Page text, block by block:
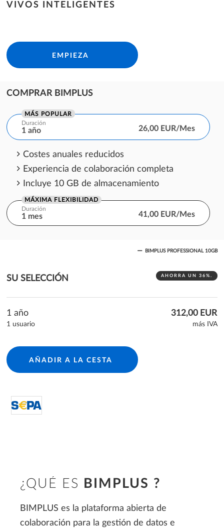
VIVOS INTELIGENTES
EMPIEZA
COMPRAR BIMPLUS
MÁS POPULAR
26,00 EUR/Mes
Duración
1 año
Costes anuales reducidos
Experiencia de colaboración completa
Incluye 10 GB de almacenamiento
MÁXIMA FLEXIBILIDAD
41,00 EUR/Mes
Duración
1 mes
Experiencia de colaboración completa
Incluye 10 GB de almacenamiento
BIMPLUS PROFESSIONAL 10GB
SU SELECCIÓN AHORRA UN 36%.
1 año
1 usuario
312,00 EUR
más IVA
AÑADIR A LA CESTA
¿QUÉ ES BIMPLUS ?
BIMPLUS es la plataforma abierta de
colaboración para la gestión de datos e